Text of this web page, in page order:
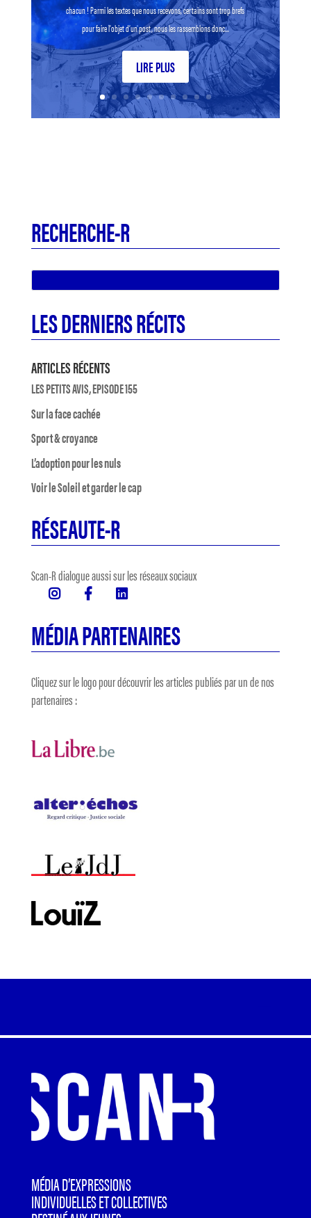
chacun ! Parmi les textes que nous recevons, certains sont trop brefs
pour faire l’objet d’un post, nous les rassemblons donc...
LIRE PLUS
RECHERCHE-R
LES DERNIERS RÉCITS
ARTICLES RÉCENTS
LES PETITS AVIS, EPISODE 155
Sur la face cachée
Sport & croyance
L’adoption pour les nuls
Voir le Soleil et garder le cap
RÉSEAUTE-R
Scan-R dialogue aussi sur les réseaux sociaux
MÉDIA PARTENAIRES
Cliquez sur le logo pour découvrir les articles publiés par un de nos
partenaires :
MÉDIA D’EXPRESSIONS
INDIVIDUELLES ET COLLECTIVES